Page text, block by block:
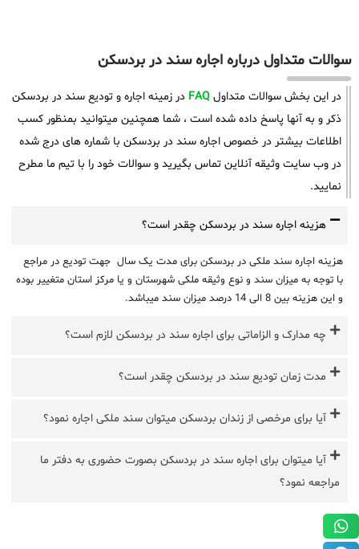
سوالات متداول درباره اجاره سند در بردسکن
در این بخش سوالات متداول FAQ در زمینه اجاره و تودیع سند در بردسکن
ذکر و به آنها پاسخ داده شده است ، شما همچنین میتوانید بمنظور کسب
اطلاعات بیشتر در خصوص اجاره سند در بردسکن با شماره های درج شده
در وب سایت وثیقه آنلاین تماس بگیرید و سوالات خود را با تیم ما مطرح
نمایید.
هزینه اجاره سند در بردسکن چقدر است؟
هزینه اجاره سند ملکی در بردسکن برای مدت یک سال جهت تودیع در مراجع
با توجه به میزان سند و نوع وثیقه ملکی شهرستان و یا مرکز استان متغییر بوده
و این هزینه بین 8 الی 14 درصد میزان سند میباشد.
چه مدارک و الزاماتی برای اجاره سند در بردسکن لازم است؟
مدت زمان تودیع سند در بردسکن چقدر است؟
آیا برای مرخصی از زندان بردسکن میتوان سند ملکی اجاره نمود؟
آیا میتوان برای اجاره سند در بردسکن بصورت حضوری به دفتر ما
مراجعه نمود؟